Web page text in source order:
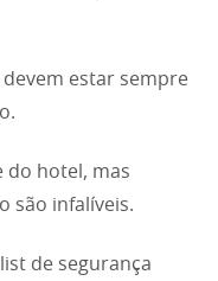
estar sempre
do hotel, mas
são infalíveis.
de segurança